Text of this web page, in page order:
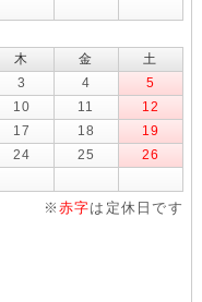
木 金
土
3 4
5
10 11
12
17 18
19
24 25
26
※ 赤字は定休日です